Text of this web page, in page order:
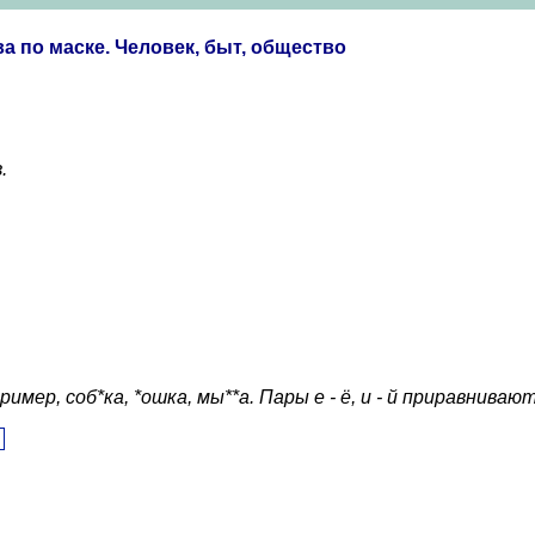
по маске. Человек, быт, общество
соб*ка, *ошка, мы**а. Пары е - ё, и - й